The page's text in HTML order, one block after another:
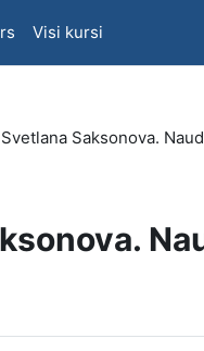
Visi kursi
Svetlana Saksonova.